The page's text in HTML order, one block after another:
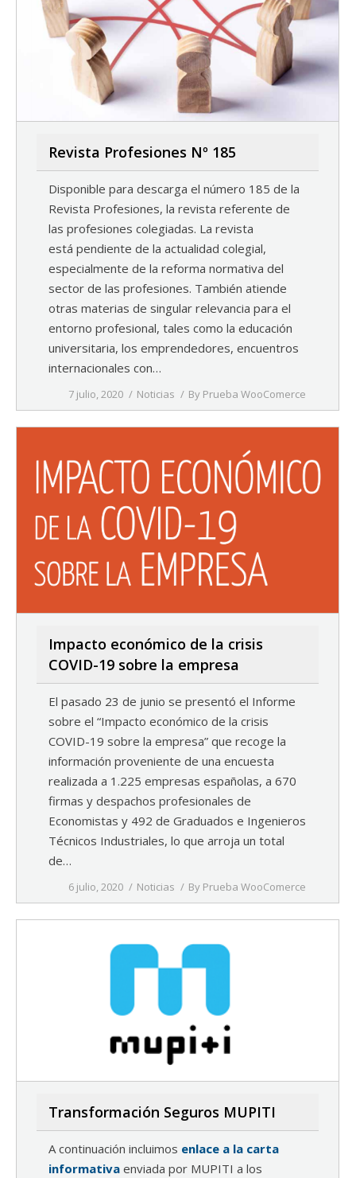
Revista Profesiones Nº 185
Disponible para descarga el número 185 de la
Revista Profesiones, la revista referente de
las profesiones colegiadas. La revista
está pendiente de la actualidad colegial,
especialmente de la reforma normativa del
sector de las profesiones. También atiende
otras materias de singular relevancia para el
entorno profesional, tales como la educación
universitaria, los emprendedores, encuentros
internacionales con…
7 julio, 2020 Noticias By Prueba WooComerce
Impacto económico de la crisis
COVID-19 sobre la empresa
El pasado 23 de junio se presentó el Informe
sobre el “Impacto económico de la crisis
COVID-19 sobre la empresa” que recoge la
información proveniente de una encuesta
realizada a 1.225 empresas españolas, a 670
firmas y despachos profesionales de
Economistas y 492 de Graduados e Ingenieros
Técnicos Industriales, lo que arroja un total
de…
6 julio, 2020 Noticias By Prueba WooComerce
Transformación Seguros MUPITI
A continuación incluimos enlace a la carta
informativa enviada por MUPITI a los